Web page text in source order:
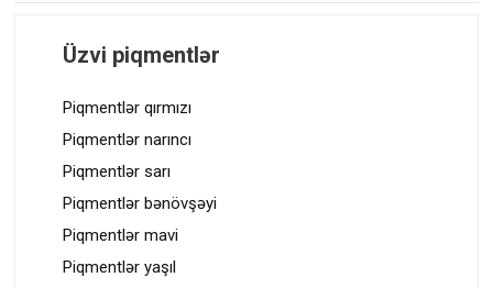
Üzvi piqmentlər
Piqmentlər qırmızı
Piqmentlər narıncı
Piqmentlər sarı
Piqmentlər bənövşəyi
Piqmentlər mavi
Piqmentlər yaşıl